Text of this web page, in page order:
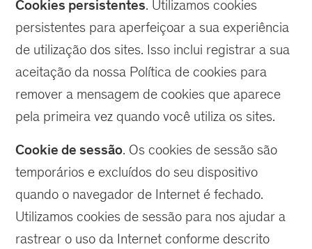
Cookies persistentes. Utilizamos cookies
persistentes para aperfeiçoar a sua experiência
de utilização dos sites. Isso inclui registrar a sua
aceitação da nossa Política de cookies para
remover a mensagem de cookies que aparece
pela primeira vez quando você utiliza os sites.
Cookie de sessão. Os cookies de sessão são
temporários e excluídos do seu dispositivo
quando o navegador de Internet é fechado.
Utilizamos cookies de sessão para nos ajudar a
rastrear o uso da Internet conforme descrito